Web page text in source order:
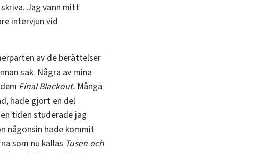
Jag vann mitt
intervjun vid
av de berättelser
sak. Några av mina
Final Blackout. Många
hade gjort en del
tiden studerade jag
någonsin hade kommit
som nu kallas Tusen och